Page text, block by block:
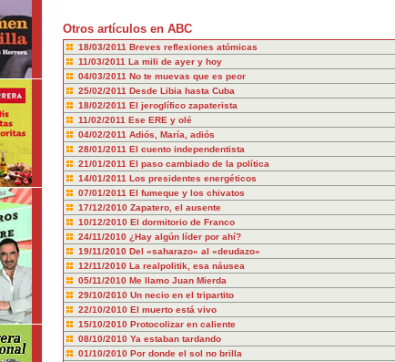
Otros artículos en ABC
18/03/2011 Breves reflexiones atómicas
11/03/2011 La mili de ayer y hoy
04/03/2011 No te muevas que es peor
25/02/2011 Desde Libia hasta Cuba
18/02/2011 El jeroglífico zapaterista
11/02/2011 Ese ERE y olé
04/02/2011 Adiós, María, adiós
28/01/2011 El cuento independentista
21/01/2011 El paso cambiado de la política
14/01/2011 Los presidentes energéticos
07/01/2011 El fumeque y los chivatos
17/12/2010 Zapatero, el ausente
10/12/2010 El dormitorio de Franco
24/11/2010 ¿Hay algún líder por ahí?
19/11/2010 Del «saharazo» al «deudazo»
12/11/2010 La realpolitik, esa náusea
05/11/2010 Me llamo Juan Mierda
29/10/2010 Un necio en el tripartito
22/10/2010 El muerto está vivo
15/10/2010 Protocolizar en caliente
08/10/2010 Ya estaban tardando
01/10/2010 Por donde el sol no brilla